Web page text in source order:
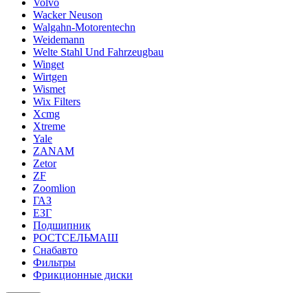
Volvo
Wacker Neuson
Walgahn-Motorentechn
Weidemann
Welte Stahl Und Fahrzeugbau
Winget
Wirtgen
Wismet
Wix Filters
Xcmg
Xtreme
Yale
ZANAM
Zetor
ZF
Zoomlion
ГАЗ
ЕЗГ
Подшипник
РОСТСЕЛЬМАШ
Снабавто
Фильтры
Фрикционные диски